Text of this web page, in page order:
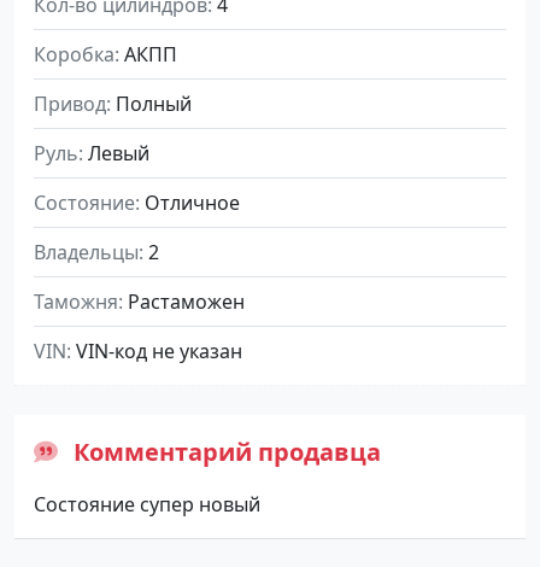
Коробка АКПП
Привод Полный
Руль Левый
Состояние Отличное
Владельцы 2
Таможня Растаможен
VIN VIN-код не указан
Комментарий продавца
Состояние супер новый